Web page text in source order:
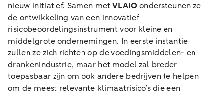
nieuw initiatief. Samen met VLAIO ondersteunen ze
de ontwikkeling van een innovatief
risicobeoordelingsinstrument voor kleine en
middelgrote ondernemingen. In eerste instantie
zullen ze zich richten op de voedingsmiddelen- en
drankenindustrie, maar het model zal breder
toepasbaar zijn om ook andere bedrijven te helpen
om de meest relevante klimaatrisico’s die een